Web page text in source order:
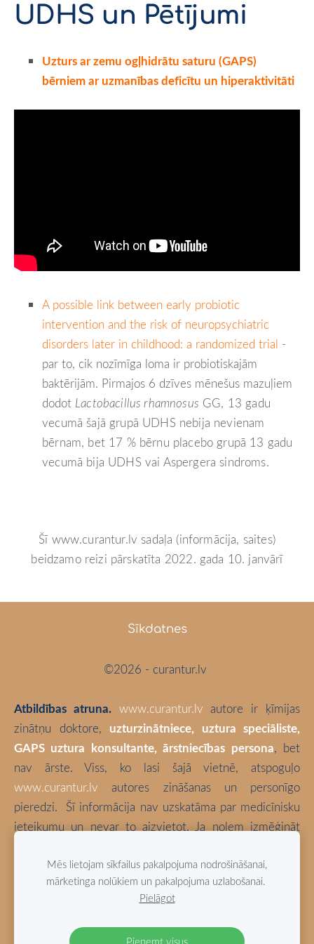
UDHS un Pētījumi
Uzturs ar zemu ogļhidrātu saturu (GAPS)
bērniem ar uzmanības deficītu un hiperaktivitāti
A possible link between early probiotic
intervention and the risk of neuropsychiatric
disorders later in childhood: a randomized trial -
par to, cik nozīmīga loma ir probiotiskajām
baktērijām. Pirmajos 6 dzīves mēnešus mazuļiem
dodot Lactobacillus rhamnosus GG, 13 gadu
vecumā šajā grupā UDHS nebija nevienam
bērnam, bet 17 % bērnu placebo grupā 13 gadu
vecumā bija UDHS vai Aspergera sindroms.
Šī www.curantur.lv sadaļa (informācija, saites)
beidzamo reizi pārskatīta 2022. gada 10. janvārī
Sīkdatnes
©2026 - curantur.lv
Atbildības atruna. www.curantur.lv autore ir ķīmijas
zinātņu doktore, uzturzinātniece, uztura speciāliste,
GAPS uztura konsultante, ārstniecības persona, bet
nav ārste. Viss, ko lasi šajā vietnē, atspoguļo
www.curantur.lv autores zināšanas un personīgo
pieredzi. Šī informācija nav uzskatāma par medicīnisku
ieteikumu un nevar to aizvietot. Ja nolem izmēģināt
atbildība. Izvēlies būt vesels!
Blogā izmantotas bloga autores fotogrāfijas (ja vien nav
norādīts citādi).
Mēs lietojam sīkfailus pakalpojuma nodrošināšanai,
mārketinga nolūkiem un pakalpojuma uzlabošanai.
Pielāgot
Pieņemt visus